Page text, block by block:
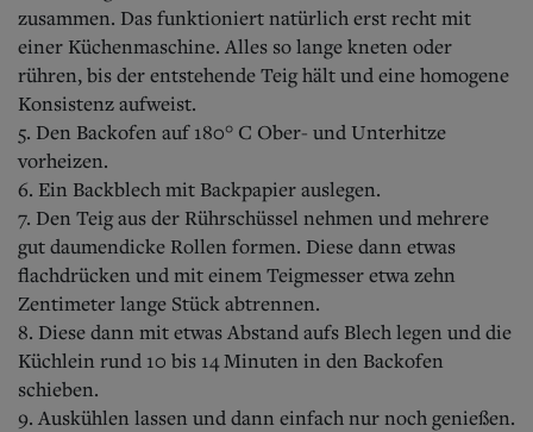
zusammen. Das funktioniert natürlich erst recht mit
einer Küchenmaschine. Alles so lange kneten oder
rühren, bis der entstehende Teig hält und eine homogene
Konsistenz aufweist.
5. Den Backofen auf 180° C Ober- und Unterhitze
vorheizen.
6. Ein Backblech mit Backpapier auslegen.
7. Den Teig aus der Rührschüssel nehmen und mehrere
gut daumendicke Rollen formen. Diese dann etwas
flachdrücken und mit einem Teigmesser etwa zehn
Zentimeter lange Stück abtrennen.
8. Diese dann mit etwas Abstand aufs Blech legen und die
Küchlein rund 10 bis 14 Minuten in den Backofen
schieben.
9. Auskühlen lassen und dann einfach nur noch genießen.